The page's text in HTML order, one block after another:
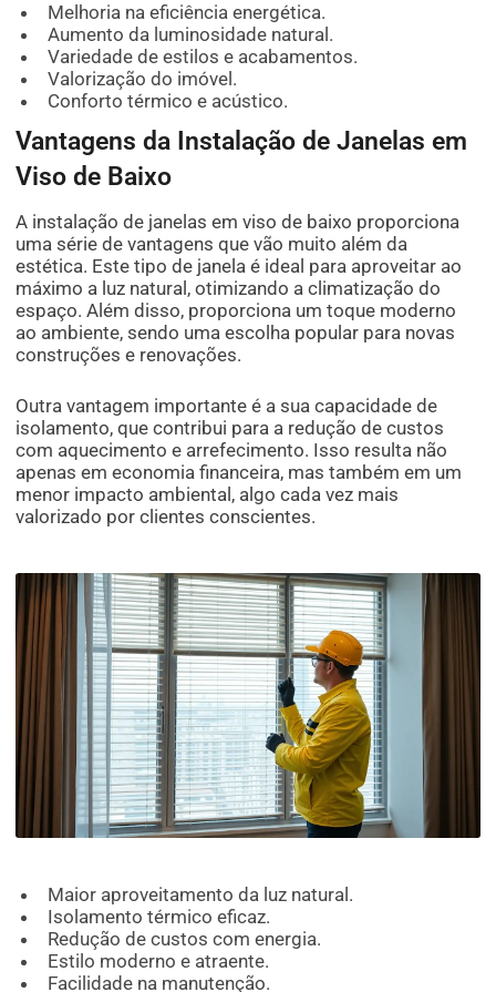
Melhoria na eficiência energética.
Aumento da luminosidade natural.
Variedade de estilos e acabamentos.
Valorização do imóvel.
Conforto térmico e acústico.
Vantagens da Instalação de Janelas em
Viso de Baixo
A instalação de janelas em viso de baixo proporciona
uma série de vantagens que vão muito além da
estética. Este tipo de janela é ideal para aproveitar ao
máximo a luz natural, otimizando a climatização do
espaço. Além disso, proporciona um toque moderno
ao ambiente, sendo uma escolha popular para novas
construções e renovações.
Outra vantagem importante é a sua capacidade de
isolamento, que contribui para a redução de custos
com aquecimento e arrefecimento. Isso resulta não
apenas em economia financeira, mas também em um
menor impacto ambiental, algo cada vez mais
valorizado por clientes conscientes.
Maior aproveitamento da luz natural.
Isolamento térmico eficaz.
Redução de custos com energia.
Estilo moderno e atraente.
Facilidade na manutenção.